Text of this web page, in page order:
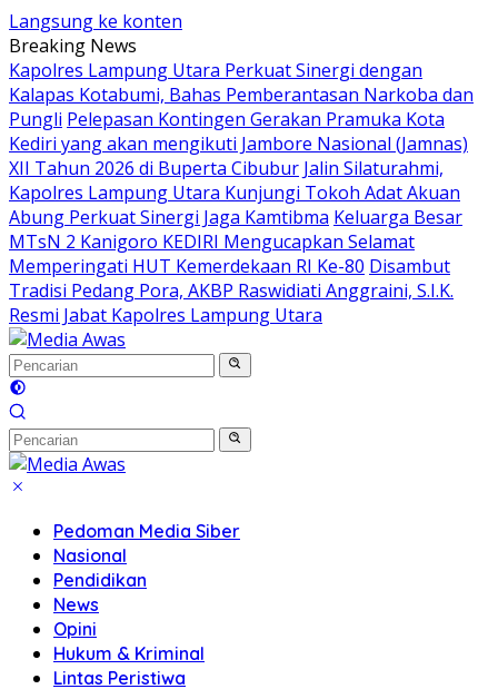
Langsung ke konten
Breaking News
Kapolres Lampung Utara Perkuat Sinergi dengan
Kalapas Kotabumi, Bahas Pemberantasan Narkoba dan
Pungli Pelepasan Kontingen Gerakan Pramuka Kota
Kediri yang akan mengikuti Jambore Nasional (Jamnas)
XII Tahun 2026 di Buperta Cibubur Jalin Silaturahmi,
Kapolres Lampung Utara Kunjungi Tokoh Adat Akuan
Abung Perkuat Sinergi Jaga Kamtibma Keluarga Besar
MTsN 2 Kanigoro KEDIRI Mengucapkan Selamat
Memperingati HUT Kemerdekaan RI Ke-80 Disambut
Tradisi Pedang Pora, AKBP Raswidiati Anggraini, S.I.K.
Resmi Jabat Kapolres Lampung Utara
Pedoman Media Siber
Nasional
Pendidikan
News
Opini
Hukum & Kriminal
Lintas Peristiwa